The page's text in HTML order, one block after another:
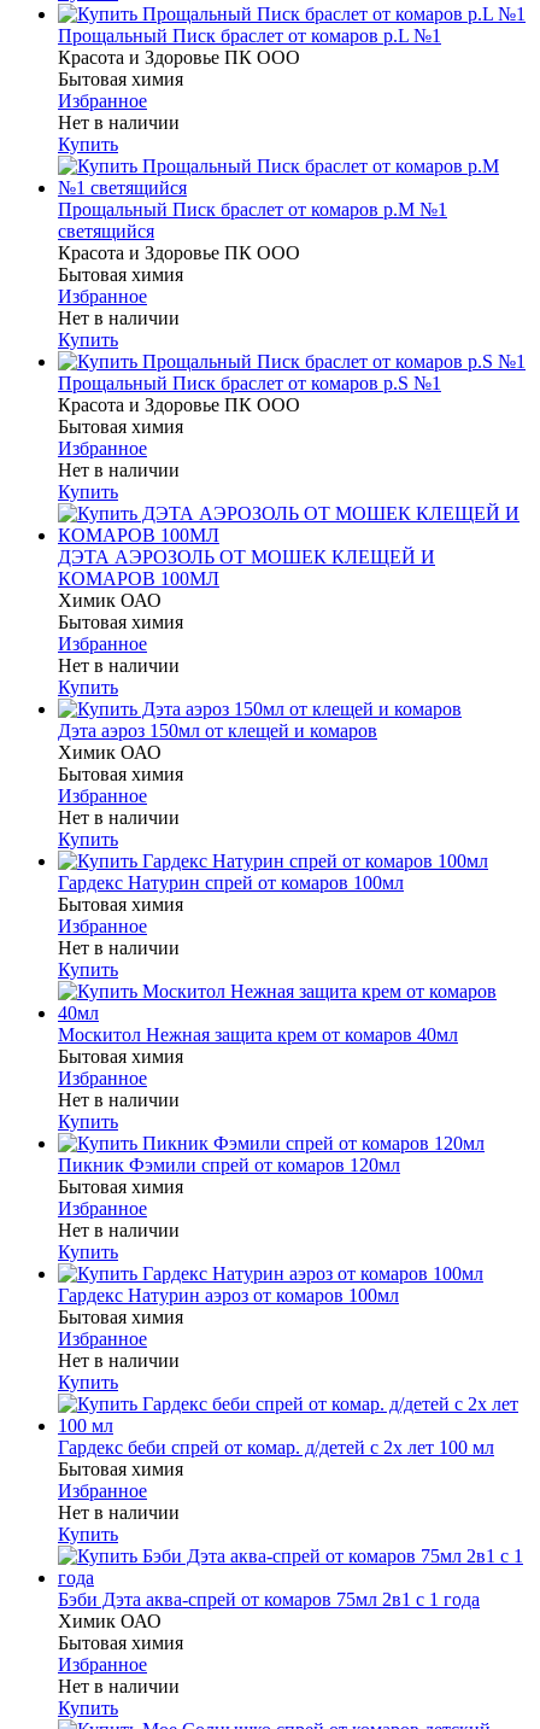
Прощальный Писк браслет от комаров р.L №1
Красота и Здоровье ПК ООО
Бытовая химия
Избранное
Нет в наличии
Купить
Прощальный Писк браслет от комаров р.M №1
светящийся
Красота и Здоровье ПК ООО
Бытовая химия
Избранное
Нет в наличии
Купить
Прощальный Писк браслет от комаров р.S №1
Красота и Здоровье ПК ООО
Бытовая химия
Избранное
Нет в наличии
Купить
ДЭТА АЭРОЗОЛЬ ОТ МОШЕК КЛЕЩЕЙ И
КОМАРОВ 100МЛ
Химик ОАО
Бытовая химия
Избранное
Нет в наличии
Купить
Дэта аэроз 150мл от клещей и комаров
Химик ОАО
Бытовая химия
Избранное
Нет в наличии
Купить
Гардекс Натурин спрей от комаров 100мл
Бытовая химия
Избранное
Нет в наличии
Купить
Москитол Нежная защита крем от комаров 40мл
Бытовая химия
Избранное
Нет в наличии
Купить
Пикник Фэмили спрей от комаров 120мл
Бытовая химия
Избранное
Нет в наличии
Купить
Гардекс Натурин аэроз от комаров 100мл
Бытовая химия
Избранное
Нет в наличии
Купить
Гардекс беби спрей от комар. д/детей с 2х лет 100 мл
Бытовая химия
Избранное
Нет в наличии
Купить
Бэби Дэта аква-спрей от комаров 75мл 2в1 с 1 года
Химик ОАО
Бытовая химия
Избранное
Нет в наличии
Купить